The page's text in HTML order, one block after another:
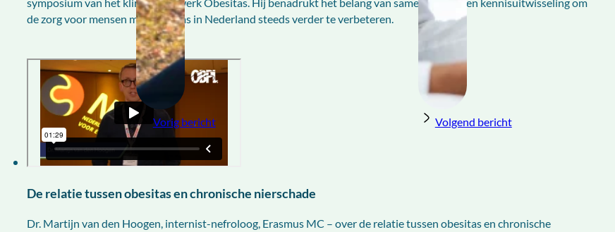
de zorg voor mensen met obesitas in Nederland steeds verder te verbeteren.
De relatie tussen obesitas en chronische nierschade
Dr. Martijn van den Hoogen, internist-nefroloog, Erasmus MC – over de relatie tussen obesitas en chronische
Vorig bericht Volgend bericht